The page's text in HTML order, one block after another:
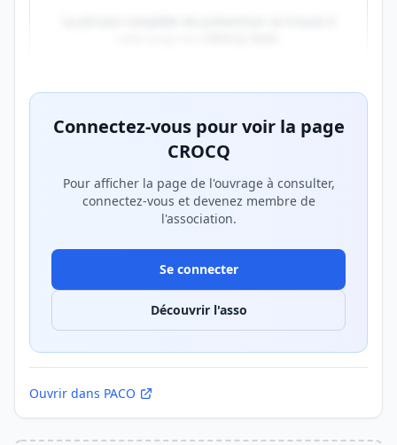
Connectez-vous pour voir la page
CROCQ
Pour afficher la page de l'ouvrage à consulter,
connectez-vous et devenez membre de
l'association.
Se connecter
Découvrir l'asso
Ouvrir dans PACO